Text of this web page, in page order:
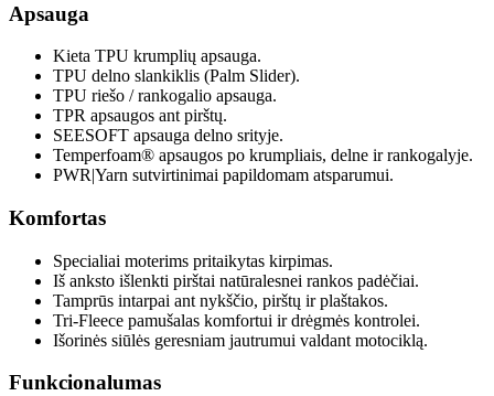
Apsauga
Kieta TPU krumplių apsauga.
TPU delno slankiklis (Palm Slider).
TPU riešo / rankogalio apsauga.
TPR apsaugos ant pirštų.
SEESOFT apsauga delno srityje.
Temperfoam® apsaugos po krumpliais, delne ir rankogalyje.
PWR|Yarn sutvirtinimai papildomam atsparumui.
Komfortas
Specialiai moterims pritaikytas kirpimas.
Iš anksto išlenkti pirštai natūralesnei rankos padėčiai.
Tamprūs intarpai ant nykščio, pirštų ir plaštakos.
Tri-Fleece pamušalas komfortui ir drėgmės kontrolei.
Išorinės siūlės geresniam jautrumui valdant motociklą.
Funkcionalumas